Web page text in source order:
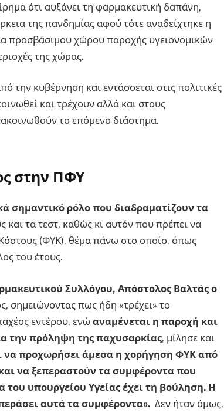
ότι αυξάνει τη φαρμακευτική δαπάνη,
της πανδημίας αφού τότε αναδείχτηκε η
προσβάσιμου χώρου παροχής υγειονομικών
της χώρας.
την κυβέρνηση και εντάσσεται στις πολιτικές
και τρέχουν αλλά και στους
το επόμενο διάστημα.
στην ΠΦΥ
σημαντικό ρόλο που διαδραματίζουν τα
και τα τεστ, καθώς κι αυτόν που πρέπει να
(ΦΥΚ), θέμα πάνω στο οποίο, όπως
του έτους.
Συλλόγου, Απόστολος Βαλτάς ο
σημειώνοντας πως ήδη «τρέχει» το
εντέρου, ενώ αναμένεται η παροχή και
την πρόληψη της παχυσαρκίας, μίλησε και
να προχωρήσει άμεσα η χορήγηση ΦΥΚ από
να ξεπεραστούν τα συμφέροντα που
υπουργείου Υγείας έχει τη βούληση. Η
αυτά τα συμφέροντα». Δεν ήταν όμως,